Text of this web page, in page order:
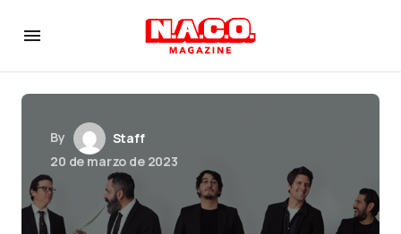
By
Staff
20 de marzo de 2023